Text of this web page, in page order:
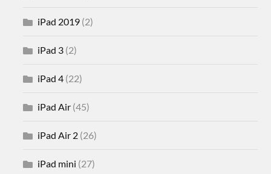
iPad 2019 (2)
iPad 3 (2)
iPad 4 (22)
iPad Air (45)
iPad Air 2 (26)
iPad mini (27)